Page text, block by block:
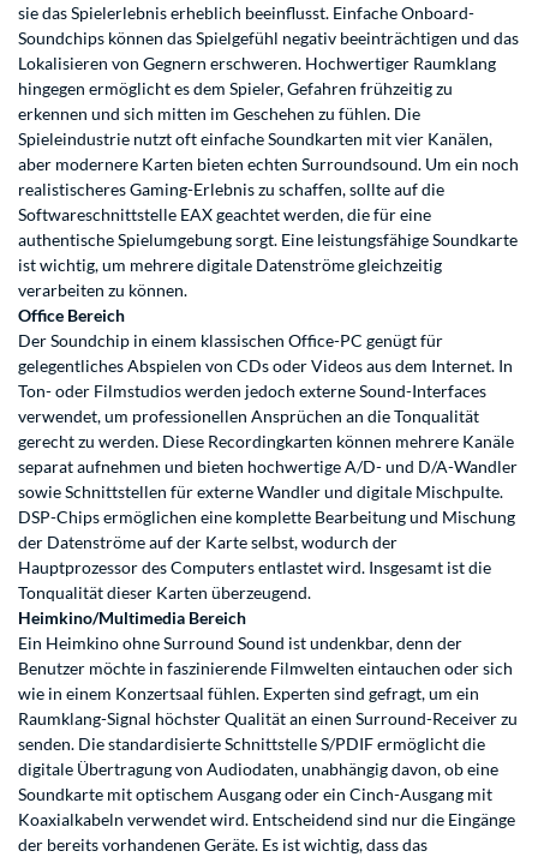
sie das Spielerlebnis erheblich beeinflusst. Einfache Onboard-
Soundchips können das Spielgefühl negativ beeinträchtigen und das
Lokalisieren von Gegnern erschweren. Hochwertiger Raumklang
hingegen ermöglicht es dem Spieler, Gefahren frühzeitig zu
erkennen und sich mitten im Geschehen zu fühlen. Die
Spieleindustrie nutzt oft einfache Soundkarten mit vier Kanälen,
aber modernere Karten bieten echten Surroundsound. Um ein noch
realistischeres Gaming-Erlebnis zu schaffen, sollte auf die
Softwareschnittstelle EAX geachtet werden, die für eine
authentische Spielumgebung sorgt. Eine leistungsfähige Soundkarte
ist wichtig, um mehrere digitale Datenströme gleichzeitig
verarbeiten zu können.
Office Bereich
Der Soundchip in einem klassischen Office-PC genügt für
gelegentliches Abspielen von CDs oder Videos aus dem Internet. In
Ton- oder Filmstudios werden jedoch externe Sound-Interfaces
verwendet, um professionellen Ansprüchen an die Tonqualität
gerecht zu werden. Diese Recordingkarten können mehrere Kanäle
separat aufnehmen und bieten hochwertige A/D- und D/A-Wandler
sowie Schnittstellen für externe Wandler und digitale Mischpulte.
DSP-Chips ermöglichen eine komplette Bearbeitung und Mischung
der Datenströme auf der Karte selbst, wodurch der
Hauptprozessor des Computers entlastet wird. Insgesamt ist die
Tonqualität dieser Karten überzeugend.
Heimkino/Multimedia Bereich
Ein Heimkino ohne Surround Sound ist undenkbar, denn der
Benutzer möchte in faszinierende Filmwelten eintauchen oder sich
wie in einem Konzertsaal fühlen. Experten sind gefragt, um ein
Raumklang-Signal höchster Qualität an einen Surround-Receiver zu
senden. Die standardisierte Schnittstelle S/PDIF ermöglicht die
digitale Übertragung von Audiodaten, unabhängig davon, ob eine
Soundkarte mit optischem Ausgang oder ein Cinch-Ausgang mit
Koaxialkabeln verwendet wird. Entscheidend sind nur die Eingänge
der bereits vorhandenen Geräte. Es ist wichtig, dass das